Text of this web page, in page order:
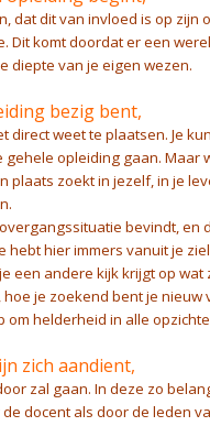
dat dit van invloed is op zijn
Dit komt doordat er een
diepte van je eigen wezen.
bezig bent,
direct weet te plaatsen. Je
opleiding gaan. Maar
plaats zoekt in jezelf, in je
bevindt, en
hebt hier immers vanuit je
een andere kijk krijgt op wat
je zoekend bent je nieuw
om helderheid in alle
zich aandient,
zal gaan. In deze zo
docent als door de leden